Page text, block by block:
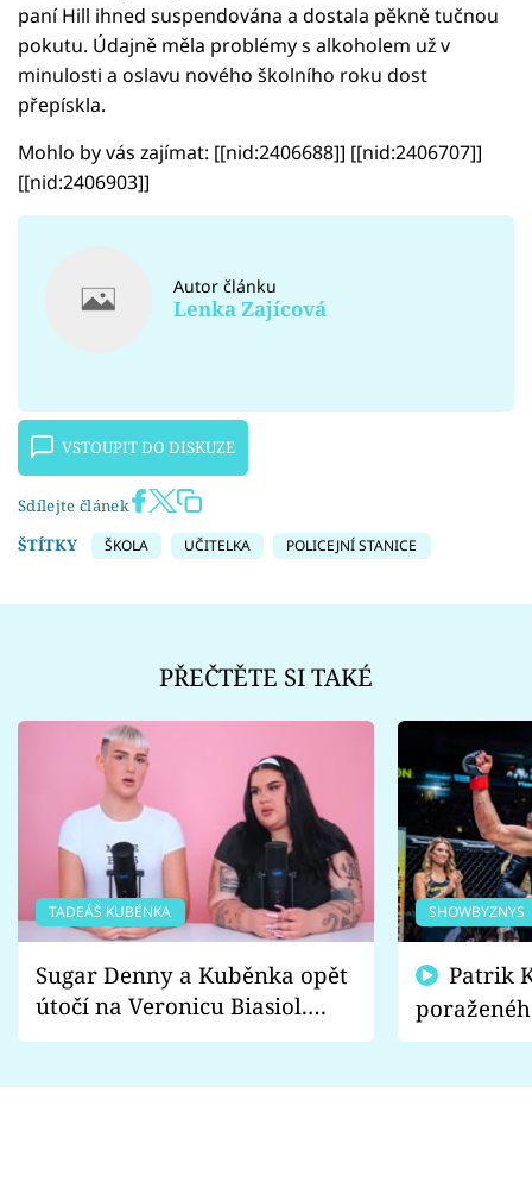
paní Hill ihned suspendována a dostala pěkně tučnou
pokutu. Údajně měla problémy s alkoholem už v
minulosti a oslavu nového školního roku dost
přepískla.
Mohlo by vás zajímat: [[nid:2406688]] [[nid:2406707]]
[[nid:2406903]]
Autor článku
Lenka Zajícová
VSTOUPIT DO DISKUZE
Sdílejte článek
ŠTÍTKY
ŠKOLA UČITELKA POLICEJNÍ STANICE
PŘEČTĚTE SI TAKÉ
TADEÁŠ KUBĚNKA
Sugar Denny a Kuběnka opět
útočí na Veronicu Biasiol.
Proč je podle nich falešná a
SHOWBYZNYS
fanoušci